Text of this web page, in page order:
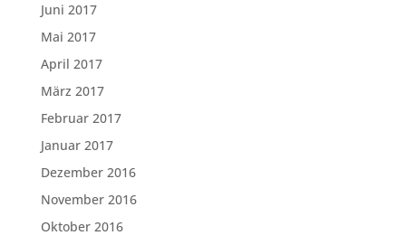
Juni 2017
Mai 2017
April 2017
März 2017
Februar 2017
Januar 2017
Dezember 2016
November 2016
Oktober 2016